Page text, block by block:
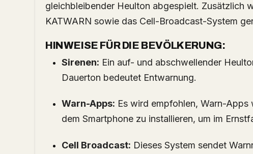
gleichbleibender Heulton abgespielt. Zusätzlich
KATWARN sowie das Cell-Broadcast-System
HINWEISE FÜR DIE BEVÖLKERUNG:
Sirenen: Ein auf- und abschwellender
Dauerton bedeutet Entwarnung.
Warn-Apps: Es wird empfohlen, Warn-
dem Smartphone zu installieren, um im
Cell Broadcast: Dieses System sendet